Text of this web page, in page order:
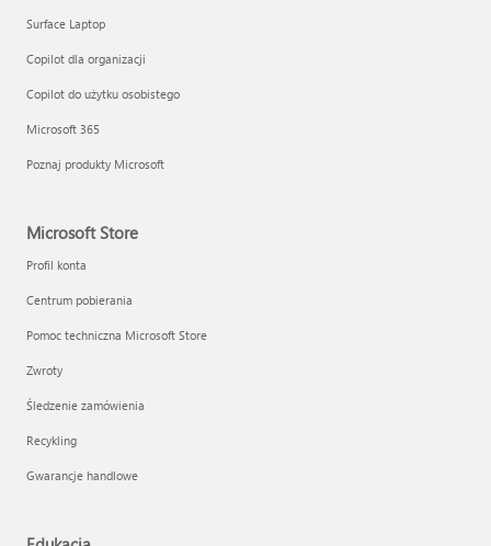
Surface Laptop
Copilot dla organizacji
Copilot do użytku osobistego
Microsoft 365
Poznaj produkty Microsoft
Microsoft Store
Profil konta
Centrum pobierania
Pomoc techniczna Microsoft Store
Zwroty
Śledzenie zamówienia
Recykling
Gwarancje handlowe